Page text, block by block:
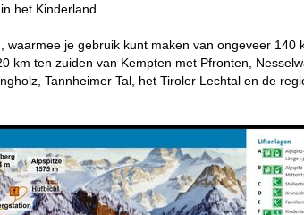
het Kinderland.
je gebruik kunt maken van ongeveer
km ten zuiden van Kempten met Pfronten,
Tannheimer Tal, het Tiroler Lechtal en de